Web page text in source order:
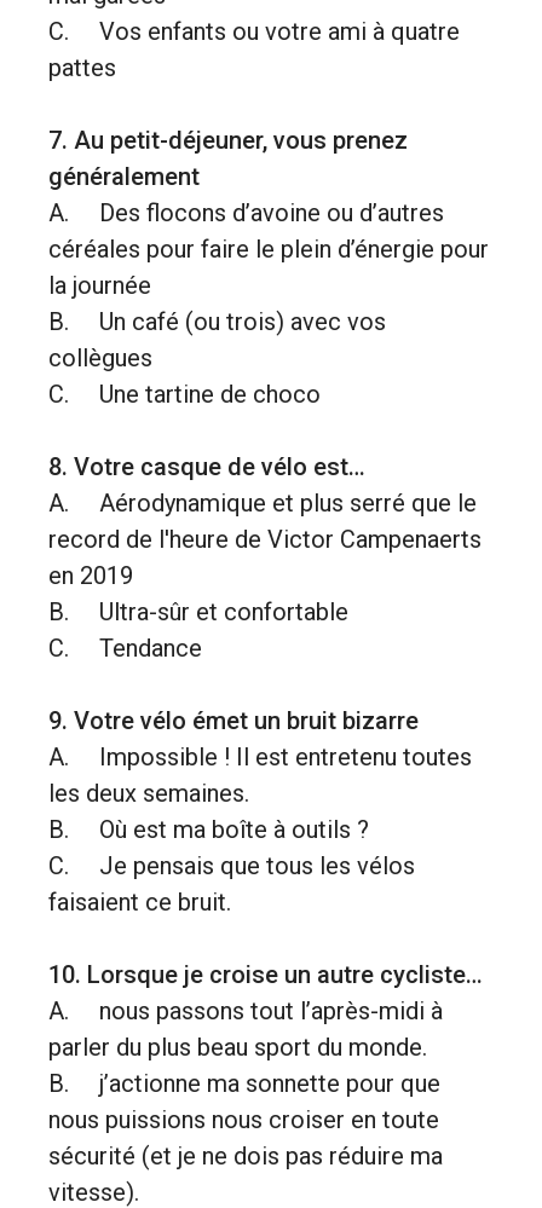
C. Vos enfants ou votre ami à quatre
pattes
7. Au petit-déjeuner, vous prenez
généralement
A. Des flocons d’avoine ou d’autres
céréales pour faire le plein d’énergie pour
la journée
B. Un café (ou trois) avec vos
collègues
C. Une tartine de choco
8. Votre casque de vélo est…
A. Aérodynamique et plus serré que le
record de l'heure de Victor Campenaerts
en 2019
B. Ultra-sûr et confortable
C. Tendance
9. Votre vélo émet un bruit bizarre
A. Impossible ! Il est entretenu toutes
les deux semaines.
B. Où est ma boîte à outils ?
C. Je pensais que tous les vélos
faisaient ce bruit.
10. Lorsque je croise un autre cycliste…
A. nous passons tout l’après-midi à
parler du plus beau sport du monde.
B. j’actionne ma sonnette pour que
nous puissions nous croiser en toute
sécurité (et je ne dois pas réduire ma
vitesse).